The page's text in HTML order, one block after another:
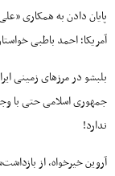
پایان دادن به همکاری
آمریکا؛ احمد باطبی
بلبشو در مرزهای زمینی
جمهوری اسلامی حتی با
ندارد!